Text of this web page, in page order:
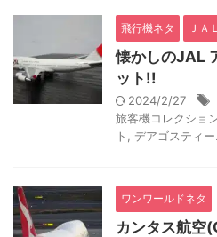
飛行機ネタ ＪＡ
懐かしのJAL
ット!!
2024/2/27
旅客機コレクショ
ト
デアゴスティー
ワンワールドネタ
カンタス航空